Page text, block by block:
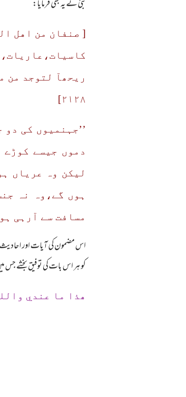
نبیّ نے یہ بھی فرمایا:
[ صنفان من اهل
ریحھآ لتوجد من
۲۱۲۸]
لیکن وہ عریاں
ہوں گے،وہ نہ
مسافت سے آرہی
اس مضمون کی آیات اور احادیث
کو ہر اس بات کی توفیق بخشے
ھذا ما عندي